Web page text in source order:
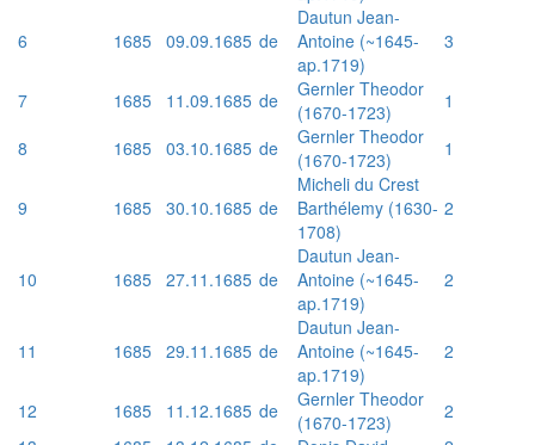
6 1685 09.09.1685 de
Dautun Jean-
Antoine (~1645-
ap.1719)
3
7 1685 11.09.1685 de
Gernler Theodor
(1670-1723)
1
8
1685 03.10.1685 de
Gernler Theodor
(1670-1723)
1
9 1685 30.10.1685 de
Micheli du Crest
Barthélemy (1630-
1708)
2
10 1685 27.11.1685 de
Dautun Jean-
Antoine (~1645-
ap.1719)
2
11 1685 29.11.1685 de
Dautun Jean-
Antoine (~1645-
ap.1719)
2
12 1685 11.12.1685 de
Gernler Theodor
(1670-1723)
2